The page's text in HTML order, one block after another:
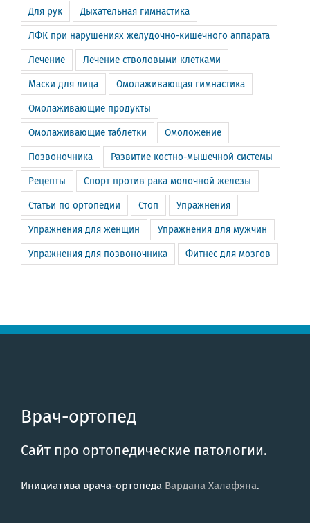
Для рук Дыхательная гимнастика
ЛФК при нарушениях желудочно-кишечного аппарата
Лечение Лечение стволовыми клетками
Маски для лица Омолаживающая гимнастика
Омолаживающие продукты
Омолаживающие таблетки Омоложение
Позвоночника Развитие костно-мышечной системы
Рецепты Спорт против рака молочной железы
Статьи по ортопедии Стоп Упражнения
Упражнения для женщин Упражнения для мужчин
Упражнения для позвоночника Фитнес для мозгов
Врач-ортопед
Сайт про ортопедические патологии.
Инициатива врача-ортопеда Вардана Халафяна.